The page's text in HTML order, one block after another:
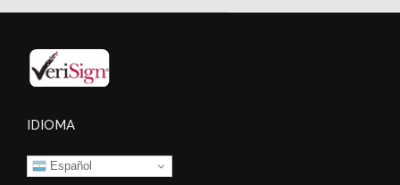
IDIOMA
Español